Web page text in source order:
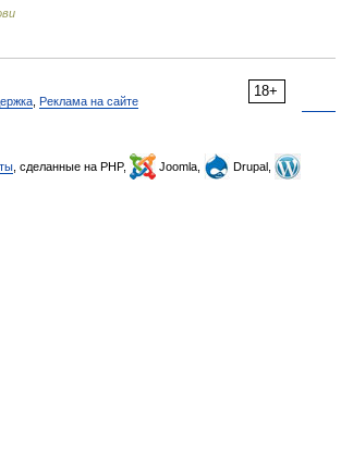
18+
Реклама на сайте
, сделанные на PHP, Joomla,
Drupal,